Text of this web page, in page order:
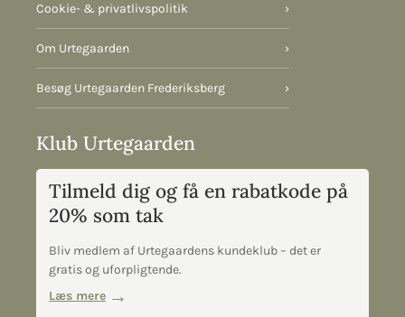
Cookie- & privatlivspolitik ›
Om Urtegaarden ›
Besøg Urtegaarden Frederiksberg ›
Klub Urtegaarden
Tilmeld dig og få en rabatkode på
20% som tak
Bliv medlem af Urtegaardens kundeklub – det er
gratis og uforpligtende.
Læs mere